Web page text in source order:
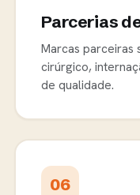
Parcerias
Marcas parceiras
cirúrgico,
de qualidade.
06